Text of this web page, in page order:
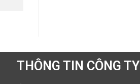
THÔNG TIN CÔNG TY